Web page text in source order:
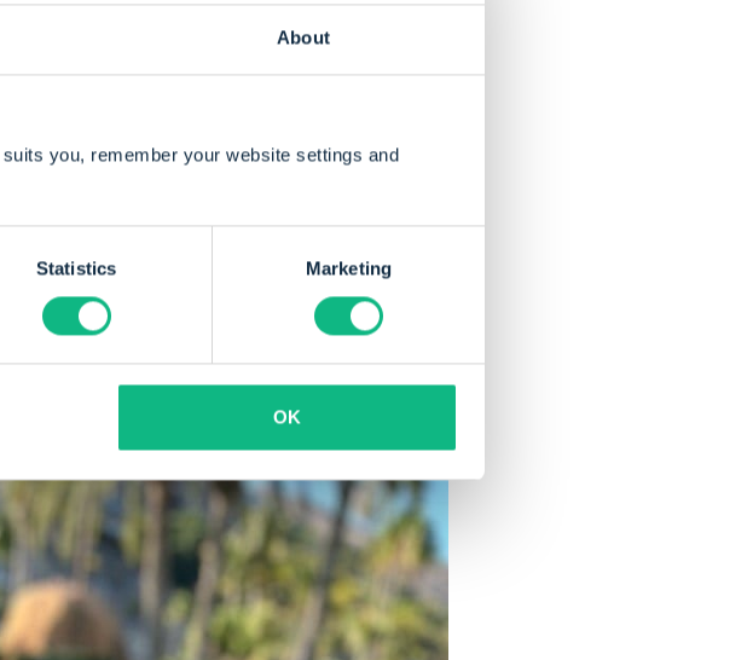
About
you, remember your website settings and
Statistics Marketing
OK
hebben die als vertaalslag dienen
contact met partners of grote
maar komt hier ook een
hiertussen vind ik persoonlijk erg
het buiten werktijd naar onze zin
uitjes. Alles bij elkaar opgeteld is
plezier aan ons mooie platform.